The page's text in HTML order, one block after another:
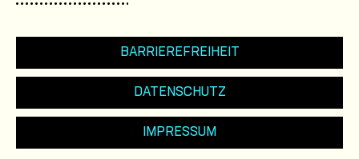
BARRIEREFREIHEIT
DATENSCHUTZ
IMPRESSUM